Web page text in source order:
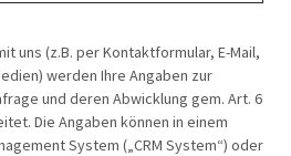
uns (z.B. per Kontaktformular, E-Mail,
werden Ihre Angaben zur
und deren Abwicklung gem. Art. 6
Die Angaben können in einem
System („CRM System“) oder